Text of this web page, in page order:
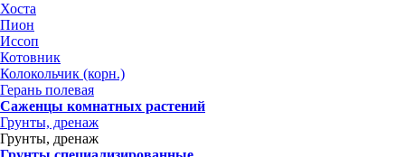
Хоста
Пион
Иссоп
Котовник
Колокольчик (корн.)
Герань полевая
Саженцы комнатных растений
Грунты, дренаж
Грунты, дренаж